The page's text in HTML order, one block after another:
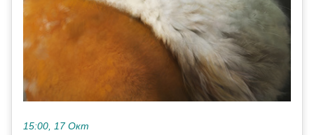
15:00, 17 Окт